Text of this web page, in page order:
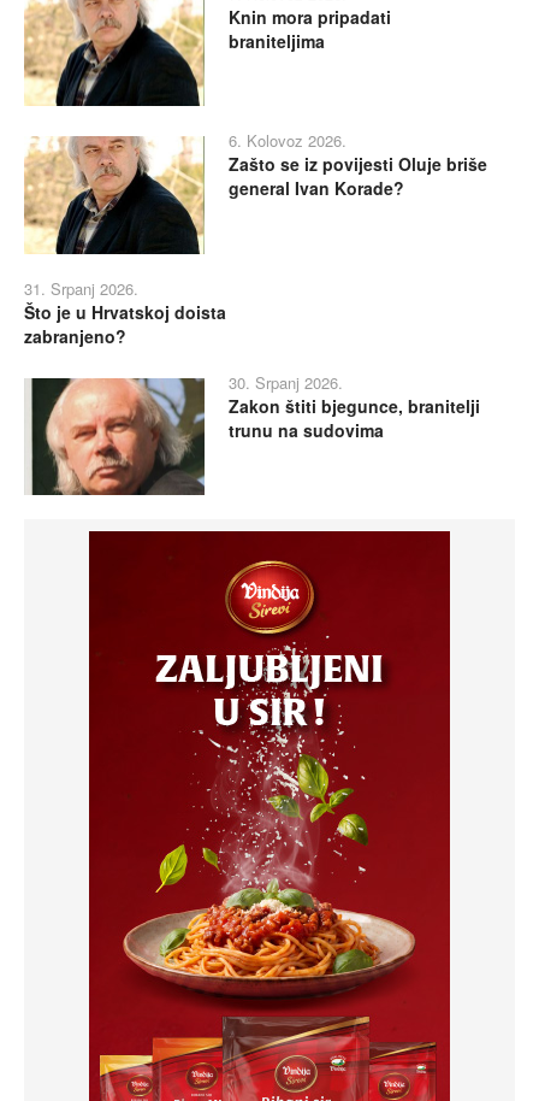
Knin mora pripadati
braniteljima
6. Kolovoz 2026.
Zašto se iz povijesti Oluje briše
general Ivan Korade?
31. Srpanj 2026.
Što je u Hrvatskoj doista
zabranjeno?
30. Srpanj 2026.
Zakon štiti bjegunce, branitelji
trunu na sudovima